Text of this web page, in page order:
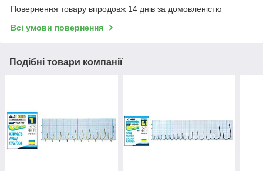
Повернення товару впродовж 14 днів за домовленістю
Всі умови повернення
Подібні товари компанії